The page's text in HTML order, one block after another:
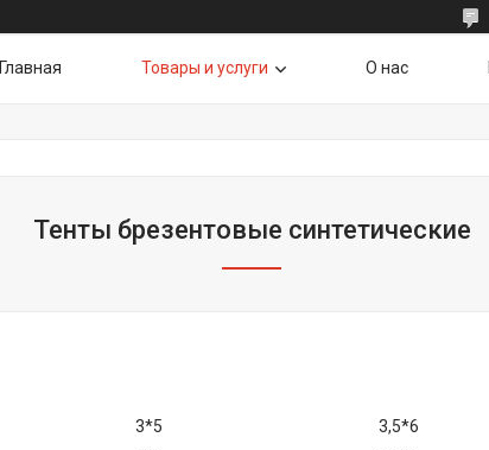
Главная Товары и услуги О нас
Тенты брезентовые синтетические
3*5 3,5*6